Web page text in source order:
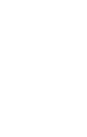
und